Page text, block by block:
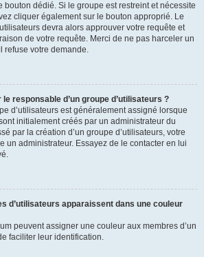
bouton dédié. Si le groupe est restreint et nécessite
cliquer également sur le bouton approprié. Le
devra alors approuver votre requête et
de votre requête. Merci de ne pas harceler un
refuse votre demande.
responsable d’un groupe d’utilisateurs ?
d’utilisateurs est généralement assigné lorsque
initialement créés par un administrateur du
par la création d’un groupe d’utilisateurs, votre
un administrateur. Essayez de le contacter en lui
d’utilisateurs apparaissent dans une couleur
peuvent assigner une couleur aux membres d’un
faciliter leur identification.